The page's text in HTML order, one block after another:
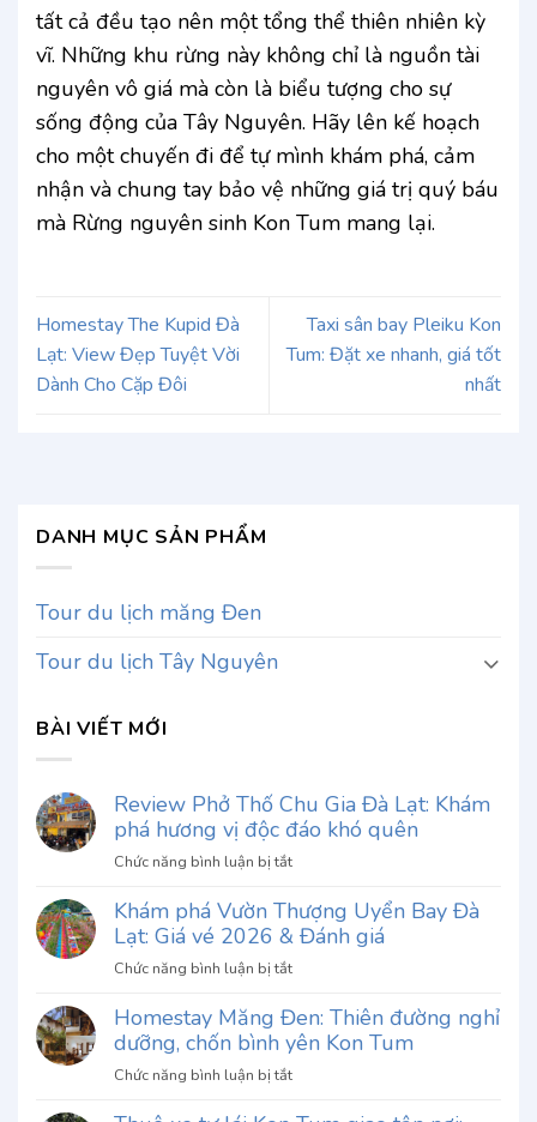
tất cả đều tạo nên một tổng thể thiên nhiên kỳ
vĩ. Những khu rừng này không chỉ là nguồn tài
nguyên vô giá mà còn là biểu tượng cho sự
sống động của Tây Nguyên. Hãy lên kế hoạch
cho một chuyến đi để tự mình khám phá, cảm
nhận và chung tay bảo vệ những giá trị quý báu
mà Rừng nguyên sinh Kon Tum mang lại.
Homestay The Kupid Đà
Lạt: View Đẹp Tuyệt Vời
Dành Cho Cặp Đôi
Taxi sân bay Pleiku Kon
Tum: Đặt xe nhanh, giá tốt
nhất
DANH MỤC SẢN PHẨM
Tour du lịch măng Đen
Tour du lịch Tây Nguyên
BÀI VIẾT MỚI
Review Phở Thố Chu Gia Đà Lạt: Khám
phá hương vị độc đáo khó quên
Chức năng bình luận bị tắtở
Phở
Thố
Gia
Lạt:
Khám
phá
Khám phá Vườn Thượng Uyển Bay Đà
Lạt: Giá vé 2026 & Đánh giá
Chức năng bình luận bị tắtở
phá
Vườn
Uyển
Homestay Măng Đen: Thiên đường nghỉ
dưỡng, chốn bình yên Kon Tum
Chức năng bình luận bị tắtở